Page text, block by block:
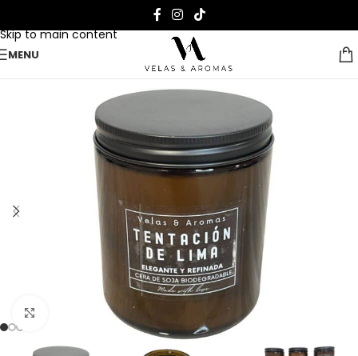
Skip to main content
MENU
Clique para ampliar